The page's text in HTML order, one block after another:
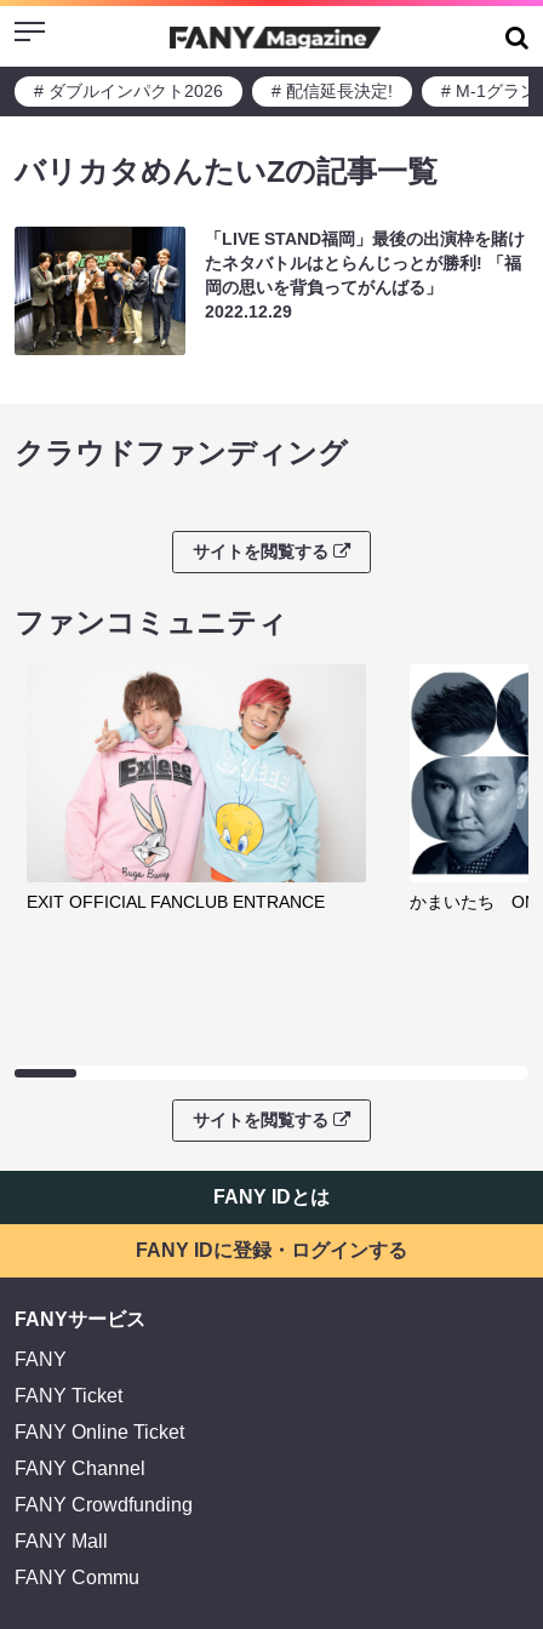
Menu
# ダブルインパクト2026 # 配信延長決定! # M-1グラン
バリカタめんたいZの記事一覧
「LIVE STAND福岡」最後の出演枠を賭け
たネタバトルはとらんじっとが勝利! 「福
岡の思いを背負ってがんばる」
2022.12.29
クラウドファンディング
サイトを閲覧する
ファンコミュニティ
EXIT OFFICIAL FANCLUB ENTRANCE かまいたち
サイトを閲覧する
FANY IDとは
FANY IDに登録・ログインする
FANYサービス
FANY
FANY Ticket
FANY Online Ticket
FANY Channel
FANY Crowdfunding
FANY Mall
FANY Commu